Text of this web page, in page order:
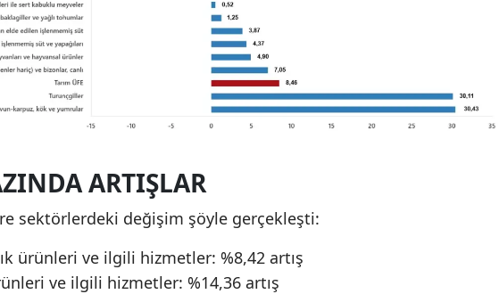
ARTIŞLAR
sektörlerdeki değişim şöyle gerçekleşti:
ürünleri ve ilgili hizmetler: %8,42 artış
ve ilgili hizmetler: %14,36 artış